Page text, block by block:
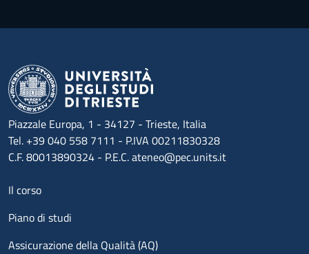
Piazzale Europa, 1 - 34127 - Trieste, Italia
Tel. +39 040 558 7111 - P.IVA 00211830328
C.F. 80013890324 - P.E.C. ateneo@pec.units.it
Menu footer 1
Il corso
Piano di studi
Assicurazione della Qualità (AQ)